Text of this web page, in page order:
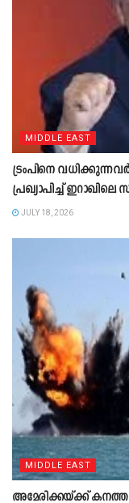
MIDDLE EAST
ട്രംപിനെ
പ്രഖ്യാപിച്ച്
JULY 18, 2026
MIDDLE EAST
അമേരിക്കയ്ക്ക്